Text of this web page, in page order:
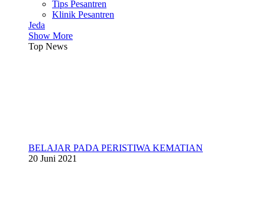
Tips Pesantren
Klinik Pesantren
Jeda
Show More
Top News
BELAJAR PADA PERISTIWA KEMATIAN
20 Juni 2021